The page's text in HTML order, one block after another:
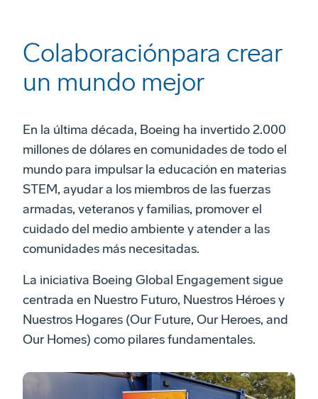
Colaboraciónpara crear
un mundo mejor
En la última década, Boeing ha invertido 2.000
millones de dólares en comunidades de todo el
mundo para impulsar la educación en materias
STEM, ayudar a los miembros de las fuerzas
armadas, veteranos y familias, promover el
cuidado del medio ambiente y atender a las
comunidades más necesitadas.
La iniciativa Boeing Global Engagement sigue
centrada en Nuestro Futuro, Nuestros Héroes y
Nuestros Hogares (Our Future, Our Heroes, and
Our Homes) como pilares fundamentales.